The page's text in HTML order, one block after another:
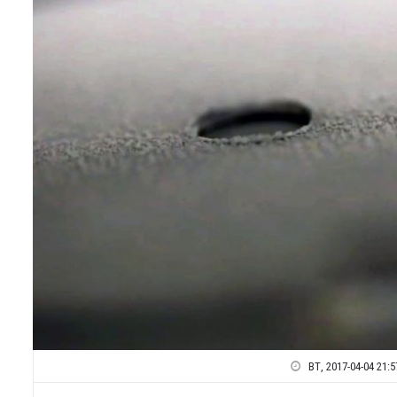
ВТ, 2017-04-04